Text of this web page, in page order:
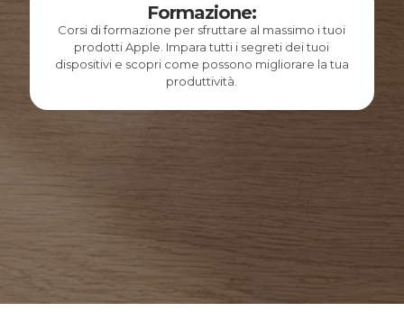
Formazione:
Corsi di formazione per sfruttare al massimo i tuoi
prodotti Apple. Impara tutti i segreti dei tuoi
dispositivi e scopri come possono migliorare la tua
produttività.